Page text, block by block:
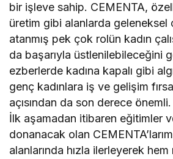
bir işleve sahip. CEMENTA,
üretim gibi alanlarda geleneksel
atanmış pek çok rolün kadın
da başarıyla üstlenilebileceğini
ezberlerde kadına kapalı gibi
genç kadınlara iş ve gelişim
açısından da son derece önemli.
İlk aşamadan itibaren eğitimler
donanacak olan
alanlarında hızla ilerleyerek